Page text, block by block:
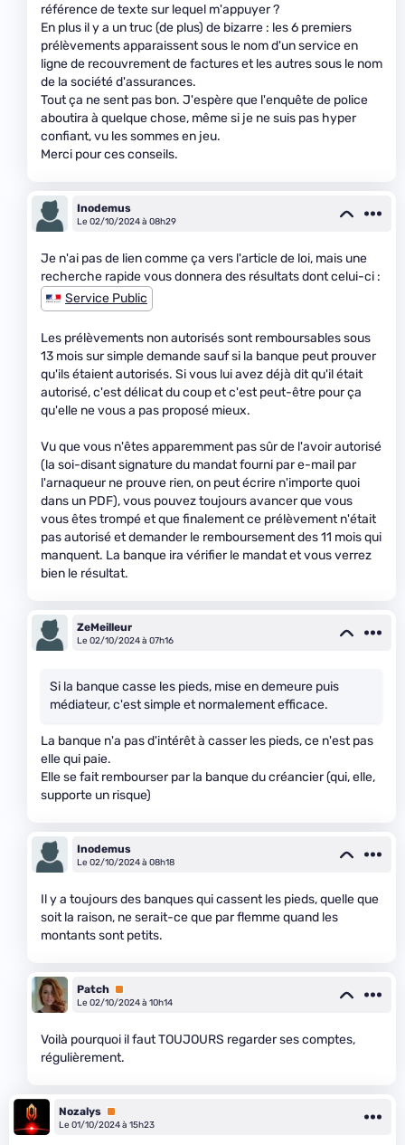
référence de texte sur lequel m'appuyer ?
En plus il y a un truc (de plus) de bizarre : les 6 premiers
prélèvements apparaissent sous le nom d'un service en
ligne de recouvrement de factures et les autres sous le nom
de la société d'assurances.
Tout ça ne sent pas bon. J'espère que l'enquête de police
aboutira à quelque chose, même si je ne suis pas hyper
confiant, vu les sommes en jeu.
Merci pour ces conseils.
Inodemus
Le 02/10/2024 à 08h29
Je n'ai pas de lien comme ça vers l'article de loi, mais une
recherche rapide vous donnera des résultats dont celui-ci :
Service Public
Les prélèvements non autorisés sont remboursables sous
13 mois sur simple demande sauf si la banque peut prouver
qu'ils étaient autorisés. Si vous lui avez déjà dit qu'il était
autorisé, c'est délicat du coup et c'est peut-être pour ça
qu'elle ne vous a pas proposé mieux.
Vu que vous n'êtes apparemment pas sûr de l'avoir autorisé
(la soi-disant signature du mandat fourni par e-mail par
l'arnaqueur ne prouve rien, on peut écrire n'importe quoi
dans un PDF), vous pouvez toujours avancer que vous
vous êtes trompé et que finalement ce prélèvement n'était
pas autorisé et demander le remboursement des 11 mois qui
manquent. La banque ira vérifier le mandat et vous verrez
bien le résultat.
ZeMeilleur
Le 02/10/2024 à 07h16
Si la banque casse les pieds, mise en demeure puis
médiateur, c'est simple et normalement efficace.
La banque n'a pas d'intérêt à casser les pieds, ce n'est pas
elle qui paie.
Elle se fait rembourser par la banque du créancier (qui, elle,
supporte un risque)
Inodemus
Le 02/10/2024 à 08h18
Il y a toujours des banques qui cassent les pieds, quelle que
soit la raison, ne serait-ce que par flemme quand les
montants sont petits.
Patch Premium
Le 02/10/2024 à 10h14
Voilà pourquoi il faut TOUJOURS regarder ses comptes,
régulièrement.
Nozalys Premium
Le 01/10/2024 à 15h23